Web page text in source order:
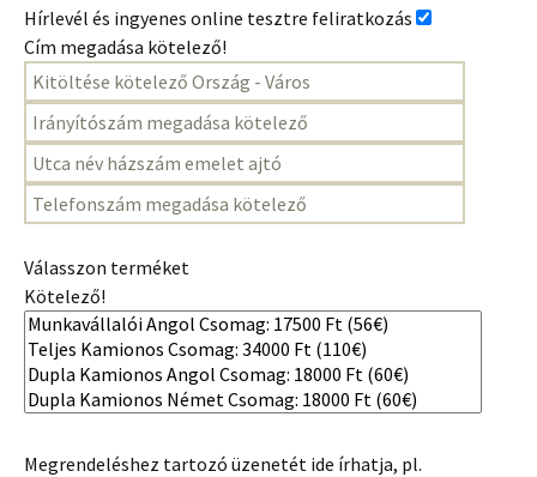
Hírlevél és ingyenes online tesztre feliratkozás
Cím megadása kötelező!
Válasszon terméket
Kötelező!
Megrendeléshez tartozó üzenetét ide írhatja, pl.